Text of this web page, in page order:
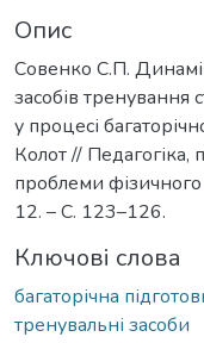
Опис
Совенко С.П.
засобів тренування
у процесі
Колот // Педагогіка,
проблеми
12. – С. 123–126.
Ключові слова
багаторічна
тренувальні засоби